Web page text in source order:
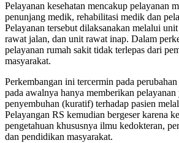
Pelayanan kesehatan mencakup pelayanan
penunjang medik, rehabilitasi medik dan
Pelayanan tersebut dilaksanakan melalui
rawat jalan, dan unit rawat inap. Dalam
pelayanan rumah sakit tidak terlepas dari
masyarakat.
Perkembangan ini tercermin pada
pada awalnya hanya memberikan pelayanan
penyembuhan (kuratif) terhadap pasien
Pelayangan RS kemudian bergeser karena
pengetahuan khususnya ilmu kedokteran,
dan pendidikan masyarakat.